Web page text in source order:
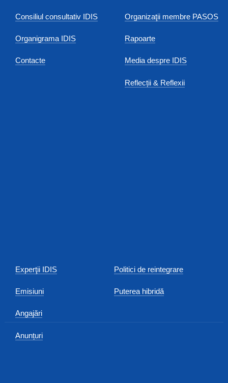
Consiliul consultativ IDIS
Organigrama IDIS
Contacte
Organizaţii membre PASOS
Rapoarte
Media despre IDIS
Reflecții & Reflexii
Experţii IDIS
Emisiuni
Angajări
Anunțuri
Politici de reintegrare
Puterea hibridă